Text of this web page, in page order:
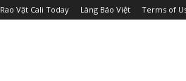
Rao Vặt Cali Today Làng Báo Việt Terms of